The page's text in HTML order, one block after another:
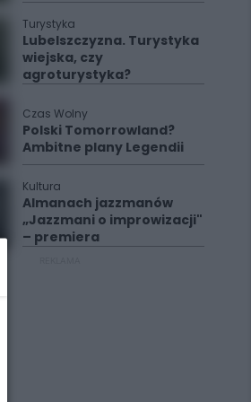
Turystyka
Lubelszczyzna. Turystyka
wiejska, czy
agroturystyka?
Czas Wolny
Polski Tomorrowland?
Ambitne plany Legendii
Kultura
Almanach jazzmanów
„Jazzmani o improwizacji"
– premiera